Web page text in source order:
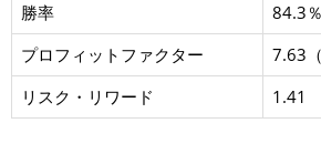
勝率
84.3
プロフィットファクター
7.63
リスク・リワード
1.41